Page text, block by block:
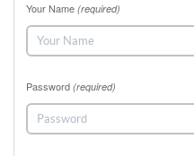
Your Name (required)
Password (required)